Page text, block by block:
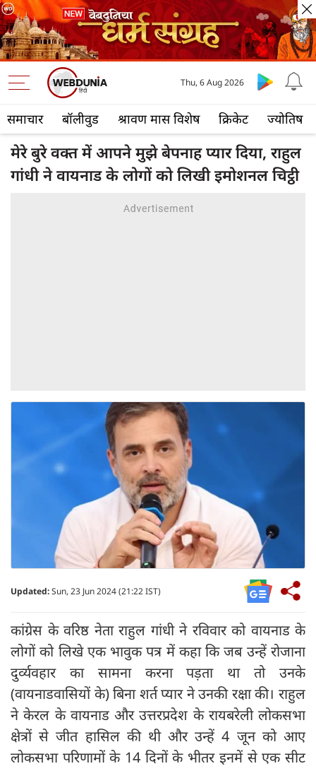
समाचार बॉलीवुड श्रावण मास विशेष क्रिकेट ज्योतिष
Thu, 6 Aug 2026
मेरे बुरे वक्त में आपने मुझे बेपनाह प्यार दिया, राहुल
गांधी ने वायनाड के लोगों को लिखी इमोशनल चिट्ठी
Updated:Sun, 23 Jun 2024 (21:22 IST)
कांग्रेस के वरिष्ठ नेता राहुल गांधी ने रविवार को वायनाड के
लोगों को लिखे एक भावुक पत्र में कहा कि जब उन्हें रोजाना
दुर्व्यवहार का सामना करना पड़ता था तो उनके
(वायनाडवासियों के) बिना शर्त प्यार ने उनकी रक्षा की। राहुल
ने केरल के वायनाड और उत्तरप्रदेश के रायबरेली लोकसभा
क्षेत्रों से जीत हासिल की थी और उन्हें 4 जून को आए
लोकसभा परिणामों के 14 दिनों के भीतर इनमें से एक सीट